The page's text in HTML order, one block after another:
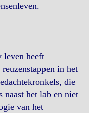
leven heeft
in het
die
naast het lab en niet
van het